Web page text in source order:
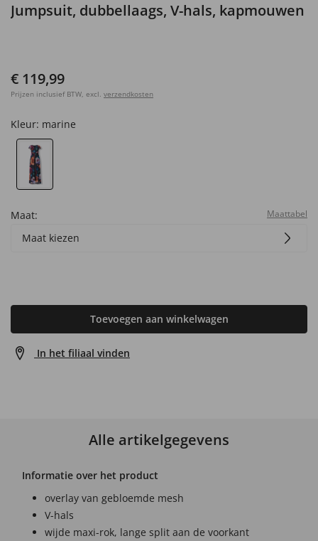
Jumpsuit, dubbellaags, V-hals, kapmouwen
€ 119,99
Prijzen inclusief BTW, excl. verzendkosten
Kleur: marine
Maat: Maattabel
Maat kiezen
Toevoegen aan winkelwagen
In het filiaal vinden
Alle artikelgegevens
Informatie over het product
overlay van gebloemde mesh
V-hals
wijde maxi-rok, lange split aan de voorkant